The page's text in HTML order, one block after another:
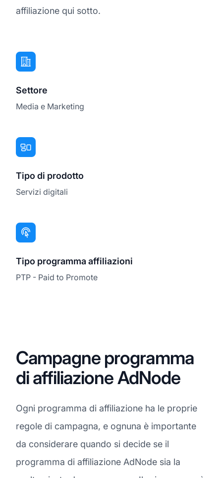
affiliazione qui sotto.
Settore
Media e Marketing
Tipo di prodotto
Servizi digitali
Tipo programma affiliazioni
PTP - Paid to Promote
Campagne programma
di affiliazione AdNode
Ogni programma di affiliazione ha le proprie
regole di campagna, e ognuna è importante
da considerare quando si decide se il
programma di affiliazione AdNode sia la